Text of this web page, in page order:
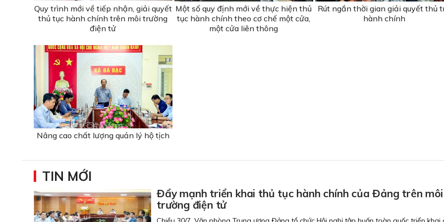
Quy trình mới về tiếp nhận, giải quyết
thủ tục hành chính trên môi trường
điện tử
Một số quy định mới về thực hiện thủ
tục hành chính theo cơ chế một cửa,
một cửa liên thông
Rút ngắn thời gian giải quyết thủ
hành chính
Nâng cao chất lượng quản lý hộ tịch
TIN MỚI
Đẩy mạnh triển khai thủ tục hành chính của Đảng trên môi
trường điện tử